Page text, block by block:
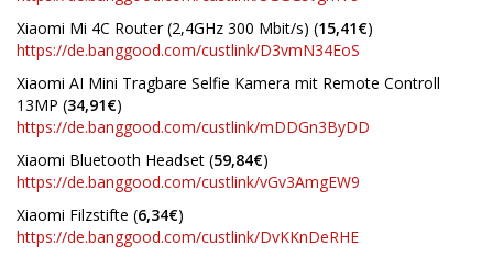
Xiaomi Mi 4C Router (2,4GHz 300 Mbit/s) (15,41€)
https://de.banggood.com/custlink/D3vmN34EoS
Xiaomi AI Mini Tragbare Selfie Kamera mit Remote Controll
13MP (34,91€)
https://de.banggood.com/custlink/mDDGn3ByDD
Xiaomi Bluetooth Headset (59,84€)
https://de.banggood.com/custlink/vGv3AmgEW9
Xiaomi Filzstifte (6,34€)
https://de.banggood.com/custlink/DvKKnDeRHE